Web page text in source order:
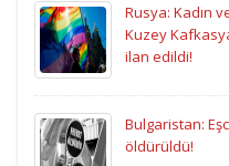
Rusya: Kadın
Kuzey
ilan edildi!
Bulgaristan:
öldürüldü!